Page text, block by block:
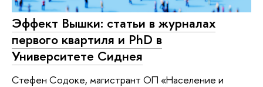
Эффект Вышки: статьи в журналах
первого квартиля и PhD в
Университете Сиднея
Стефен Содоке, магистрант ОП «Население и